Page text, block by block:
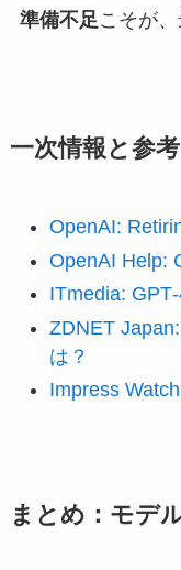
準備不足こそが、
一次情報と参
OpenAI:
OpenAI Help:
ITmedia:
ZDNET
は？
Impress
まとめ：モデ